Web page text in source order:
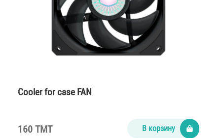
Cooler for case FAN
160 TMT В корзину